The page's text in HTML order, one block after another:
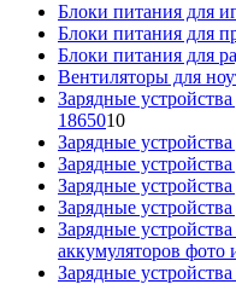
Блоки питания для
Блоки питания для
Блоки питания для
Вентиляторы для
Зарядные
186501010
товаров
Зарядные
Зарядные
Зарядные
Зарядные
Зарядные
аккумуляторов фото
Зарядные